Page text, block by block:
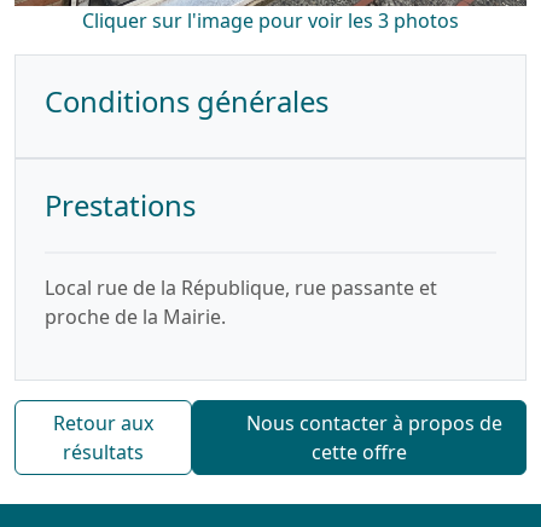
Cliquer sur l'image pour voir les 3 photos
Conditions générales
Prestations
Local rue de la République, rue passante et
proche de la Mairie.
Retour aux
résultats
Nous contacter à propos de
cette offre